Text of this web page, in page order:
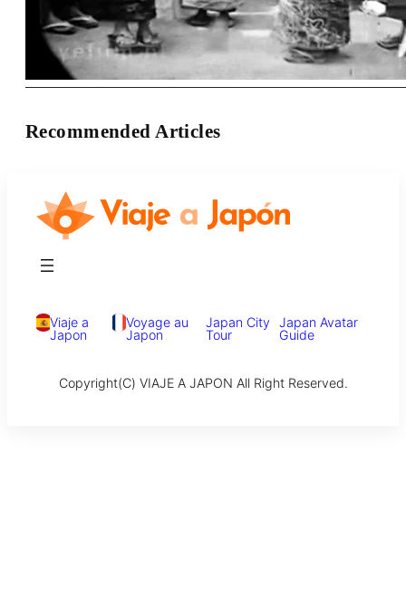
Recommended Articles
Viaje a
Japon
Voyage au
Japon
Japan City
Tour
Japan Avatar
Guide
Copyright(C) VIAJE A JAPON All Right Reserved.